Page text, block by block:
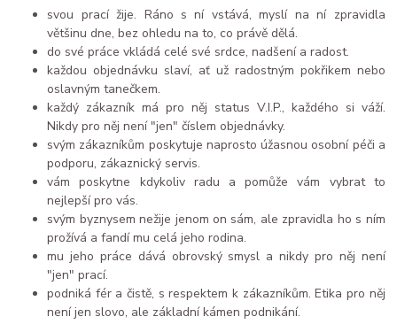
svou prací žije. Ráno s ní vstává, myslí na ní zpravidla
většinu dne, bez ohledu na to, co právě dělá.
do své práce vkládá celé své srdce, nadšení a radost.
každou objednávku slaví, ať už radostným pokřikem nebo
oslavným tanečkem.
každý zákazník má pro něj status V.I.P., každého si váží.
Nikdy pro něj není "jen" číslem objednávky.
svým zákazníkům poskytuje naprosto úžasnou osobní péči a
podporu, zákaznický servis.
vám poskytne kdykoliv radu a pomůže vám vybrat to
nejlepší pro vás.
svým byznysem nežije jenom on sám, ale zpravidla ho s ním
prožívá a fandí mu celá jeho rodina.
mu jeho práce dává obrovský smysl a nikdy pro něj není
"jen" prací.
podniká fér a čistě, s respektem k zákazníkům. Etika pro něj
není jen slovo, ale základní kámen podnikání.